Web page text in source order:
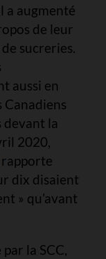
a augmenté
de leur
sucreries.
aussi en
Canadiens
devant la
2020,
rapporte
dix disaient
» qu’avant
la SCC,